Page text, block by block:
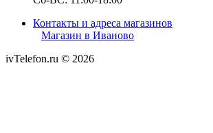
Контакты и адреса магазинов
Магазин в Иваново
ivTelefon.ru © 2026